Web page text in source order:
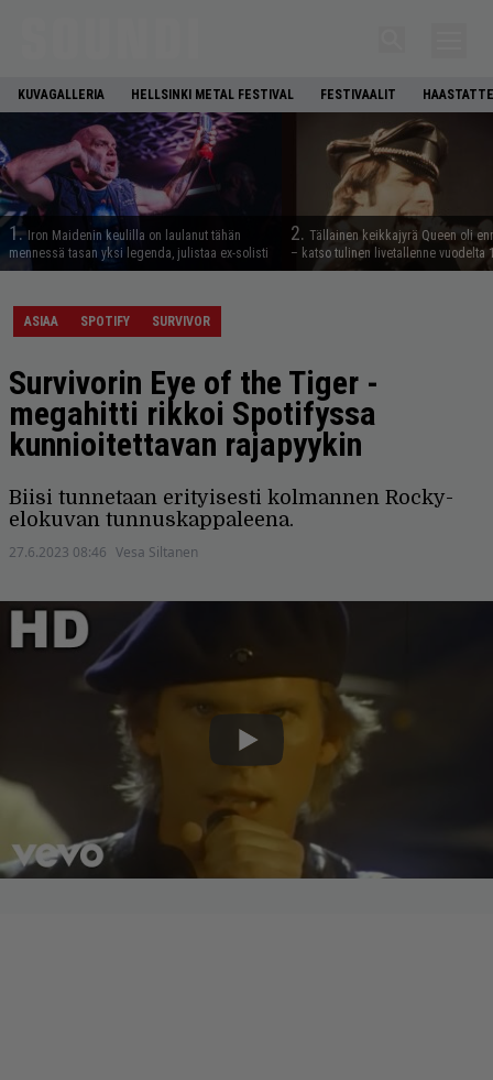
KUVAGALLERIA HELLSINKI METAL FESTIVAL FESTIVAALIT
1. Iron Maidenin keulilla on laulanut tähän
mennessä tasan yksi legenda, julistaa ex-solisti
2. Tällainen keikkajyrä Queen oli
– katso tulinen livetallenne vuodelta
ASIAA SPOTIFY SURVIVOR
Survivorin Eye of the Tiger -
megahitti rikkoi Spotifyssa
kunnioitettavan rajapyykin
Biisi tunnetaan erityisesti kolmannen Rocky-
elokuvan tunnuskappaleena.
27.6.2023 08:46 Vesa Siltanen